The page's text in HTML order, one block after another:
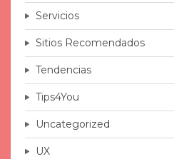
Servicios
Sitios Recomendados
Tendencias
Tips4You
Uncategorized
UX